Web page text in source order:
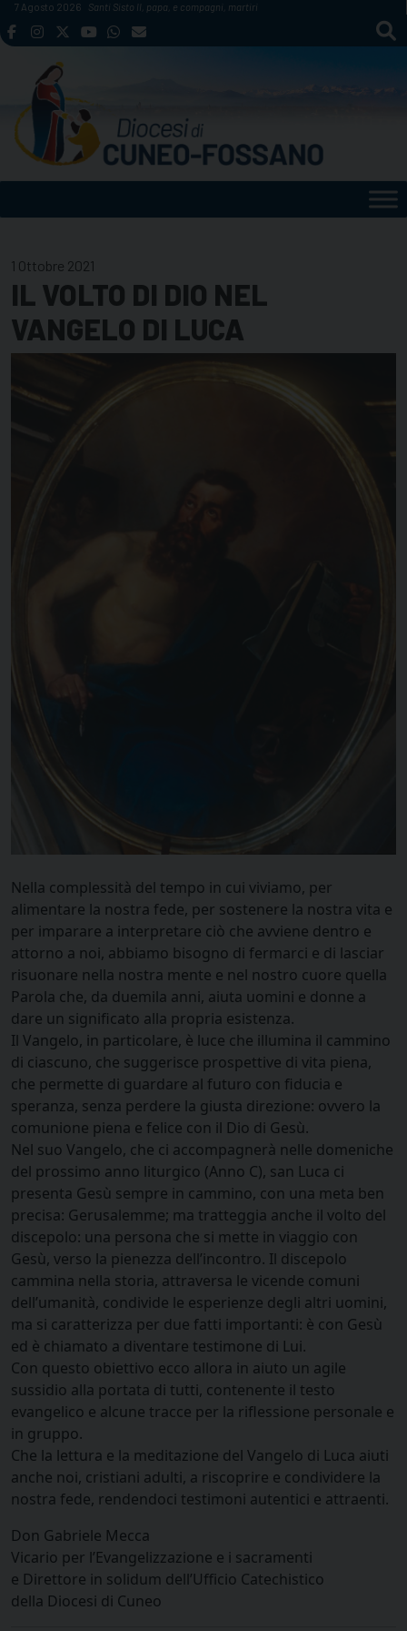
Skip
to
7 Agosto 2026 Santi Sisto II, papa, e compagni, martiri
1 Ottobre 2021
IL VOLTO DI DIO NEL
VANGELO DI LUCA
Nella complessità del tempo in cui viviamo, per
alimentare la nostra fede, per sostenere la nostra vita e
per imparare a interpretare ciò che avviene dentro e
attorno a noi, abbiamo bisogno di fermarci e di lasciar
risuonare nella nostra mente e nel nostro cuore quella
Parola che, da duemila anni, aiuta uomini e donne a
dare un significato alla propria esistenza.
Il Vangelo, in particolare, è luce che illumina il cammino
di ciascuno, che suggerisce prospettive di vita piena,
che permette di guardare al futuro con fiducia e
speranza, senza perdere la giusta direzione: ovvero la
comunione piena e felice con il Dio di Gesù.
Nel suo Vangelo, che ci accompagnerà nelle domeniche
del prossimo anno liturgico (Anno C), san Luca ci
presenta Gesù sempre in cammino, con una meta ben
precisa: Gerusalemme; ma tratteggia anche il volto del
discepolo: una persona che si mette in viaggio con
Gesù, verso la pienezza dell’incontro. Il discepolo
cammina nella storia, attraversa le vicende comuni
dell’umanità, condivide le esperienze degli altri uomini,
ma si caratterizza per due fatti importanti: è con Gesù
ed è chiamato a diventare testimone di Lui.
Con questo obiettivo ecco allora in aiuto un agile
sussidio alla portata di tutti, contenente il testo
evangelico e alcune tracce per la riflessione personale e
in gruppo.
Che la lettura e la meditazione del Vangelo di Luca aiuti
anche noi, cristiani adulti, a riscoprire e condividere la
nostra fede, rendendoci testimoni autentici e attraenti.
Don Gabriele Mecca
Vicario per l’Evangelizzazione e i sacramenti
e Direttore in solidum dell’Ufficio Catechistico
della Diocesi di Cuneo